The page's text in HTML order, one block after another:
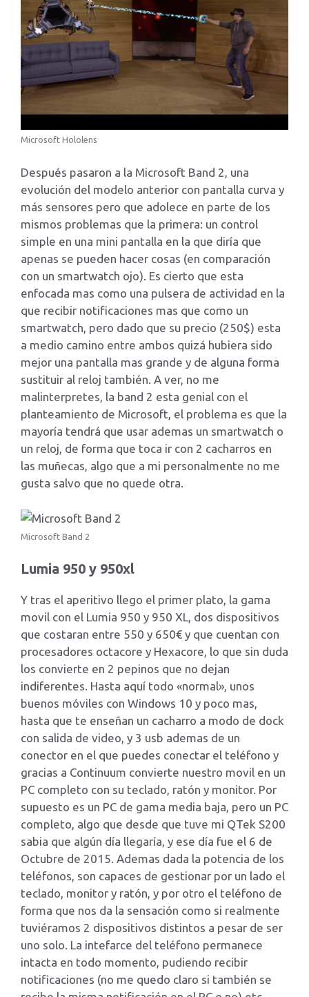
Microsoft Hololens
Después pasaron a la Microsoft Band 2, una
evolución del modelo anterior con pantalla curva y
más sensores pero que adolece en parte de los
mismos problemas que la primera: un control
simple en una mini pantalla en la que diría que
apenas se pueden hacer cosas (en comparación
con un smartwatch ojo). Es cierto que esta
enfocada mas como una pulsera de actividad en la
que recibir notificaciones mas que como un
smartwatch, pero dado que su precio (250$) esta
a medio camino entre ambos quizá hubiera sido
mejor una pantalla mas grande y de alguna forma
sustituir al reloj también. A ver, no me
malinterpretes, la band 2 esta genial con el
planteamiento de Microsoft, el problema es que la
mayoría tendrá que usar ademas un smartwatch o
un reloj, de forma que toca ir con 2 cacharros en
las muñecas, algo que a mi personalmente no me
gusta salvo que no quede otra.
Microsoft Band 2
Lumia 950 y 950xl
Y tras el aperitivo llego el primer plato, la gama
movil con el Lumia 950 y 950 XL, dos dispositivos
que costaran entre 550 y 650€ y que cuentan con
procesadores octacore y Hexacore, lo que sin duda
los convierte en 2 pepinos que no dejan
indiferentes. Hasta aquí todo «normal», unos
buenos móviles con Windows 10 y poco mas,
hasta que te enseñan un cacharro a modo de dock
con salida de video, y 3 usb ademas de un
conector en el que puedes conectar el teléfono y
gracias a Continuum convierte nuestro movil en un
PC completo con su teclado, ratón y monitor. Por
supuesto es un PC de gama media baja, pero un PC
completo, algo que desde que tuve mi QTek S200
sabia que algún día llegaría, y ese día fue el 6 de
Octubre de 2015. Ademas dada la potencia de los
teléfonos, son capaces de gestionar por un lado el
teclado, monitor y ratón, y por otro el teléfono de
forma que nos da la sensación como si realmente
tuviéramos 2 dispositivos distintos a pesar de ser
uno solo. La intefarce del teléfono permanece
intacta en todo momento, pudiendo recibir
notificaciones (no me quedo claro si también se